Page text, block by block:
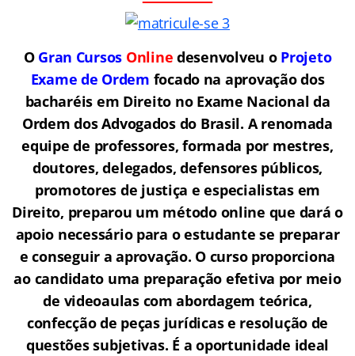
O Gran Cursos Online desenvolveu o Projeto
Exame de Ordem focado na aprovação dos
bacharéis em Direito no Exame Nacional da
Ordem dos Advogados do Brasil. A renomada
equipe de professores, formada por mestres,
doutores, delegados, defensores públicos,
promotores de justiça e especialistas em
Direito, preparou um método online que dará o
apoio necessário para o estudante se preparar
e conseguir a aprovação. O curso proporciona
ao candidato uma preparação efetiva por meio
de videoaulas com abordagem teórica,
confecção de peças jurídicas e resolução de
questões subjetivas. É a oportunidade ideal